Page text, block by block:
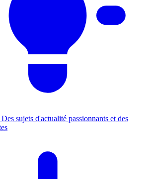
Des sujets d'actualité passionnants et des